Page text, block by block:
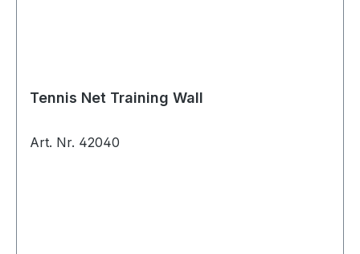
Tennis Net Training Wall
Art. Nr. 42040